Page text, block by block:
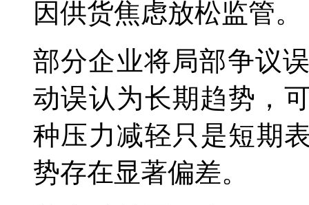
因供货焦虑放松监管。
部分企业将局部争议
动误认为长期趋势，
种压力减轻只是短期
势存在显著偏差。